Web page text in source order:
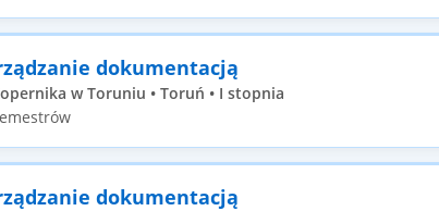
dokumentacją
w Toruniu • Toruń • I stopnia
dokumentacją